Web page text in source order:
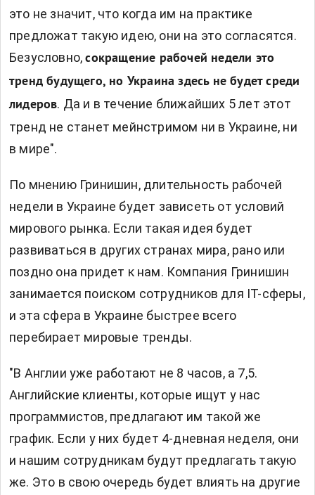
это не значит, что когда им на практике
предложат такую идею, они на это согласятся.
Безусловно, сокращение рабочей недели это
тренд будущего, но Украина здесь не будет среди
лидеров. Да и в течение ближайших 5 лет этот
тренд не станет мейнстримом ни в Украине, ни
в мире".
По мнению Гринишин, длительность рабочей
недели в Украине будет зависеть от условий
мирового рынка. Если такая идея будет
развиваться в других странах мира, рано или
поздно она придет к нам. Компания Гринишин
занимается поиском сотрудников для IT-сферы,
и эта сфера в Украине быстрее всего
перебирает мировые тренды.
"В Англии уже работают не 8 часов, а 7,5.
Английские клиенты, которые ищут у нас
программистов, предлагают им такой же
график. Если у них будет 4-дневная неделя, они
и нашим сотрудникам будут предлагать такую
же. Это в свою очередь будет влиять на другие